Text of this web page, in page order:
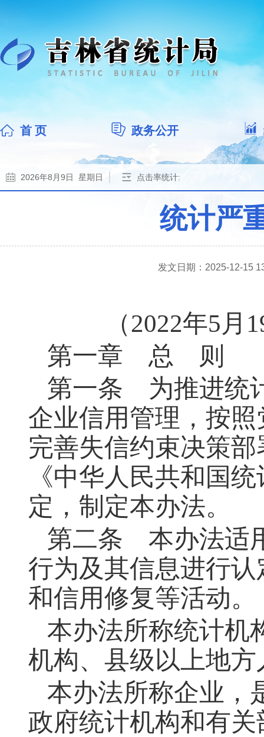
首 页 政务公开
2026年8月9日 星期日 点击率统计:
统计严
发文日期：2025-12-15
（2022年5月
第一章 总 则
第一条 为推进统
企业信用管理，按
完善失信约束决策
《中华人民共和国
定，制定本办法。
第二条 本办法适
行为及其信息进行
和信用修复等活动。
本办法所称统计机
机构、县级以上地
本办法所称企业，
政府统计机构和有